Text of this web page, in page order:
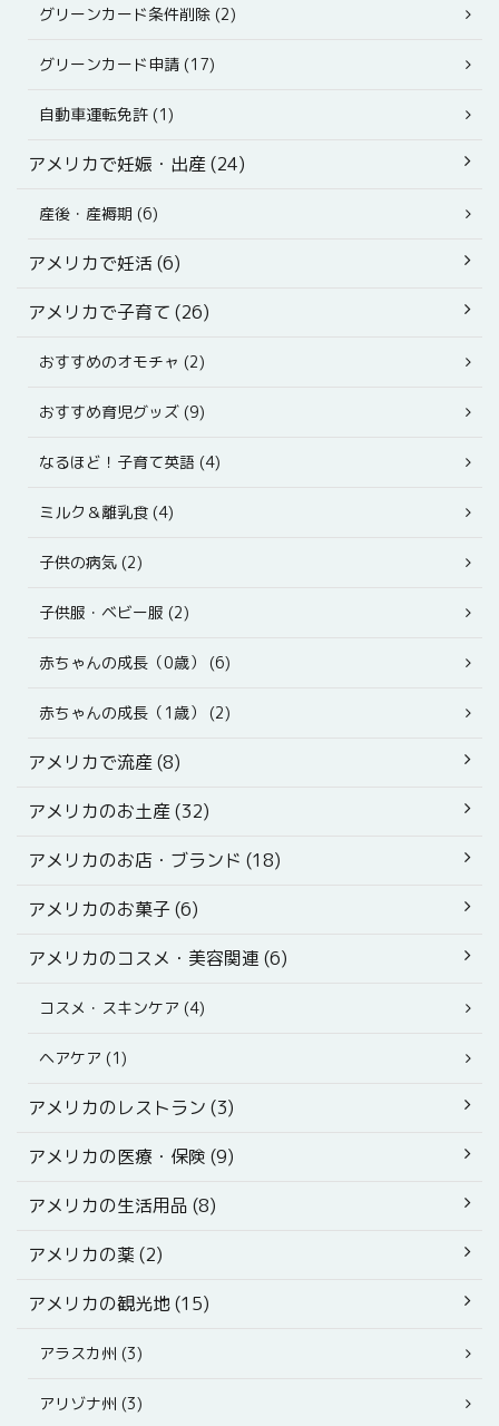
グリーンカード条件削除 (2)
グリーンカード申請 (17)
自動車運転免許 (1)
アメリカで妊娠・出産 (24)
産後・産褥期 (6)
アメリカで妊活 (6)
アメリカで子育て (26)
おすすめのオモチャ (2)
おすすめ育児グッズ (9)
なるほど！子育て英語 (4)
ミルク＆離乳食 (4)
子供の病気 (2)
子供服・ベビー服 (2)
赤ちゃんの成長（0歳） (6)
赤ちゃんの成長（1歳） (2)
アメリカで流産 (8)
アメリカのお土産 (32)
アメリカのお店・ブランド (18)
アメリカのお菓子 (6)
アメリカのコスメ・美容関連 (6)
コスメ・スキンケア (4)
ヘアケア (1)
アメリカのレストラン (3)
アメリカの医療・保険 (9)
アメリカの生活用品 (8)
アメリカの薬 (2)
アメリカの観光地 (15)
アラスカ州 (3)
アリゾナ州 (3)